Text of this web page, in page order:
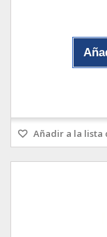
Añadir a la lista